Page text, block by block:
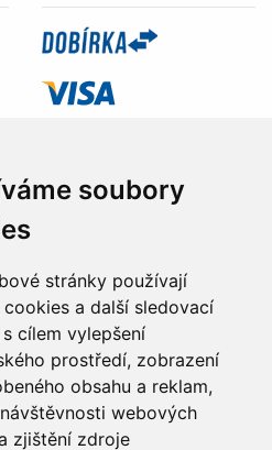
soubory
stránky používají
a další sledovací
cílem vylepšení
prostředí, zobrazení
obsahu a reklam,
webových
zjištění zdroje
SOCIÁLNÍ SÍTĚ: